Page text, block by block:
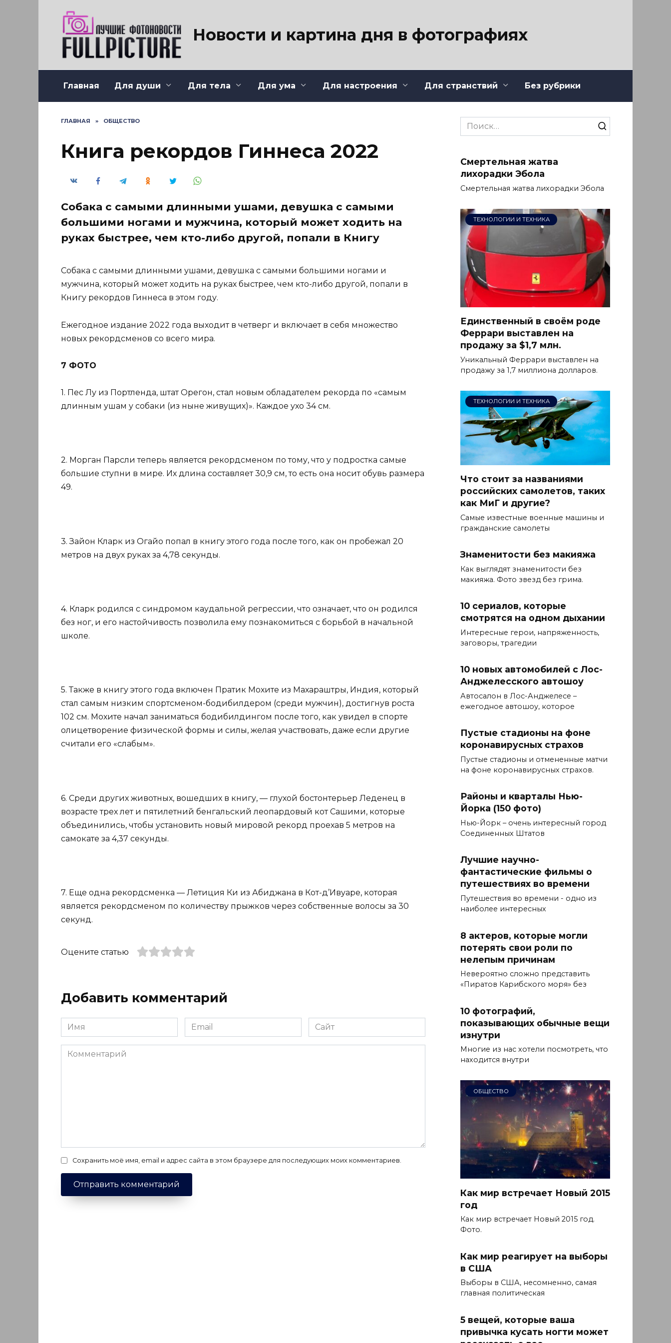
Новости и картина дня в фотографиях
Главная Для души Для тела Для ума Для настроения Для странствий Без рубрики
ГЛАВНАЯ » ОБЩЕСТВО
Книга рекордов Гиннеса 2022
Собака с самыми длинными ушами, девушка с самыми
большими ногами и мужчина, который может ходить на
руках быстрее, чем кто-либо другой, попали в Книгу
Собака с самыми длинными ушами, девушка с самыми большими ногами и
мужчина, который может ходить на руках быстрее, чем кто-либо другой, попали в
Книгу рекордов Гиннеса в этом году.
Ежегодное издание 2022 года выходит в четверг и включает в себя множество
новых рекордсменов со всего мира.
7 ФОТО
1. Пес Лу из Портленда, штат Орегон, стал новым обладателем рекорда по «самым
длинным ушам у собаки (из ныне живущих)». Каждое ухо 34 см.
2. Морган Парсли теперь является рекордсменом по тому, что у подростка самые
большие ступни в мире. Их длина составляет 30,9 см, то есть она носит обувь размера
49.
3. Зайон Кларк из Огайо попал в книгу этого года после того, как он пробежал 20
метров на двух руках за 4,78 секунды.
4. Кларк родился с синдромом каудальной регрессии, что означает, что он родился
без ног, и его настойчивость позволила ему познакомиться с борьбой в начальной
школе.
5. Также в книгу этого года включен Пратик Мохите из Махараштры, Индия, который
стал самым низким спортсменом-бодибилдером (среди мужчин), достигнув роста
102 см. Мохите начал заниматься бодибилдингом после того, как увидел в спорте
олицетворение физической формы и силы, желая участвовать, даже если другие
считали его «слабым».
6. Среди других животных, вошедших в книгу, — глухой бостонтерьер Леденец в
возрасте трех лет и пятилетний бенгальский леопардовый кот Сашими, которые
объединились, чтобы установить новый мировой рекорд проехав 5 метров на
самокате за 4,37 секунды.
7. Еще одна рекордсменка — Летиция Ки из Абиджана в Кот-д’Ивуаре, которая
является рекордсменом по количеству прыжков через собственные волосы за 30
секунд.
Оцените статью
Добавить комментарий
Имя
*
Email
*
Сайт
Комментарий
Сохранить моё имя, email и адрес сайта в этом браузере для последующих моих комментариев.
Search
for:
Смертельная жатва
лихорадки Эбола
Смертельная жатва лихорадки Эбола
ТЕХНОЛОГИИ И ТЕХНИКА
Единственный в своём роде
Феррари выставлен на
продажу за $1,7 млн.
Уникальный Феррари выставлен на
продажу за 1,7 миллиона долларов.
ТЕХНОЛОГИИ И ТЕХНИКА
Что стоит за названиями
российских самолетов, таких
как МиГ и другие?
Самые известные военные машины и
гражданские самолеты
Знаменитости без макияжа
Как выглядят знаменитости без
макияжа. Фото звезд без грима.
10 сериалов, которые
смотрятся на одном дыхании
Интересные герои, напряженность,
заговоры, трагедии
10 новых автомобилей с Лос-
Анджелесского автошоу
Автосалон в Лос-Анджелесе –
ежегодное автошоу, которое
Пустые стадионы на фоне
коронавирусных страхов
Пустые стадионы и отмененные матчи
на фоне коронавирусных страхов.
Районы и кварталы Нью-
Йорка (150 фото)
Нью-Йорк – очень интересный город
Соединенных Штатов
Лучшие научно-
фантастические фильмы о
путешествиях во времени
Путешествия во времени - одно из
наиболее интересных
8 актеров, которые могли
потерять свои роли по
нелепым причинам
Невероятно сложно представить
«Пиратов Карибского моря» без
10 фотографий,
показывающих обычные вещи
изнутри
Многие из нас хотели посмотреть, что
находится внутри
ОБЩЕСТВО
Как мир встречает Новый 2015
год
Как мир встречает Новый 2015 год.
Фото.
Как мир реагирует на выборы
в США
Выборы в США, несомненно, самая
главная политическая
5 вещей, которые ваша
привычка кусать ногти может